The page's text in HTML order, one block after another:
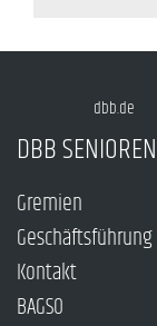
dbb.de
DBB SENIOREN
Gremien
Geschäftsführung
Kontakt
BAGSO